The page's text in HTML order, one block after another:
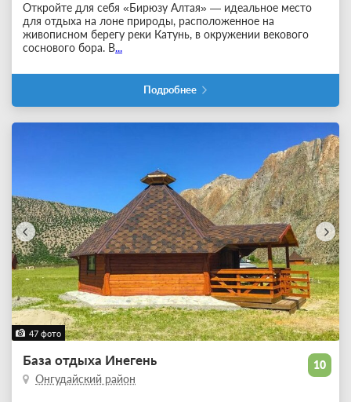
Откройте для себя «Бирюзу Алтая» — идеальное место
для отдыха на лоне природы, расположенное на
живописном берегу реки Катунь, в окружении векового
соснового бора. В...
Подробнее
47 фото
10
База отдыха Инегень
Онгудайский район